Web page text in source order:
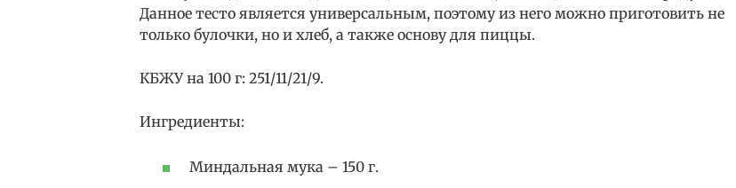
Данное тесто является универсальным, поэтому из него можно приготовить не
только булочки, но и хлеб, а также основу для пиццы.
КБЖУ на 100 г: 251/11/21/9.
Ингредиенты:
Миндальная мука – 150 г.